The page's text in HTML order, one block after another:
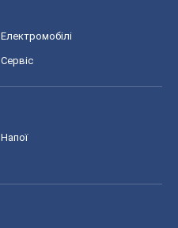
Електромобілі
Сервіс
Напої